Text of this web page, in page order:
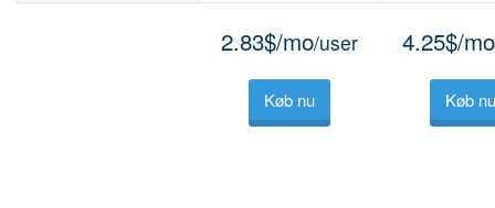
2.83$/mo/user
Køb nu
4.25$/mo
Køb nu